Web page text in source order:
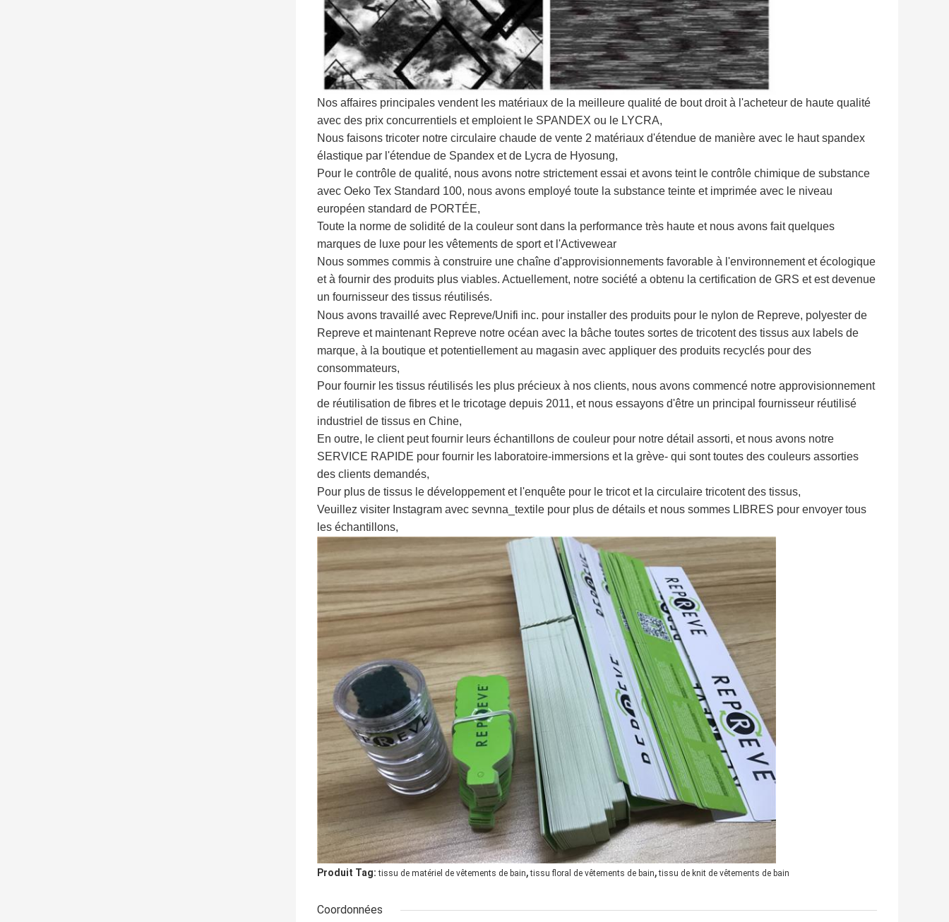
Nos affaires principales vendent les matériaux de la meilleure qualité de bout droit à l'acheteur de haute qualité
avec des prix concurrentiels et emploient le SPANDEX ou le LYCRA,
Nous faisons tricoter notre circulaire chaude de vente 2 matériaux d'étendue de manière avec le haut spandex
élastique par l'étendue de Spandex et de Lycra de Hyosung,
Pour le contrôle de qualité, nous avons notre strictement essai et avons teint le contrôle chimique de substance
avec Oeko Tex Standard 100, nous avons employé toute la substance teinte et imprimée avec le niveau
européen standard de PORTÉE,
Toute la norme de solidité de la couleur sont dans la performance très haute et nous avons fait quelques
marques de luxe pour les vêtements de sport et l'Activewear
Nous sommes commis à construire une chaîne d'approvisionnements favorable à l'environnement et écologique
et à fournir des produits plus viables. Actuellement, notre société a obtenu la certification de GRS et est devenue
un fournisseur des tissus réutilisés.
Nous avons travaillé avec Repreve/Unifi inc. pour installer des produits pour le nylon de Repreve, polyester de
Repreve et maintenant Repreve notre océan avec la bâche toutes sortes de tricotent des tissus aux labels de
marque, à la boutique et potentiellement au magasin avec appliquer des produits recyclés pour des
consommateurs,
Pour fournir les tissus réutilisés les plus précieux à nos clients, nous avons commencé notre approvisionnement
de réutilisation de fibres et le tricotage depuis 2011, et nous essayons d'être un principal fournisseur réutilisé
industriel de tissus en Chine,
En outre, le client peut fournir leurs échantillons de couleur pour notre détail assorti, et nous avons notre
SERVICE RAPIDE pour fournir les laboratoire-immersions et la grève- qui sont toutes des couleurs assorties
des clients demandés,
Pour plus de tissus le développement et l'enquête pour le tricot et la circulaire tricotent des tissus,
Veuillez visiter Instagram avec sevnna_textile pour plus de détails et nous sommes LIBRES pour envoyer tous
les échantillons,
Produit Tag: tissu de matériel de vêtements de bain, tissu floral de vêtements de bain, tissu de knit de vêtements de bain
Coordonnées